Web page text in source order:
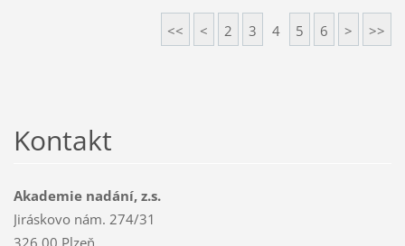
<< < 2 3 4 5 6 > >>
Kontakt
Akademie nadání, z.s.
Jiráskovo nám. 274/31